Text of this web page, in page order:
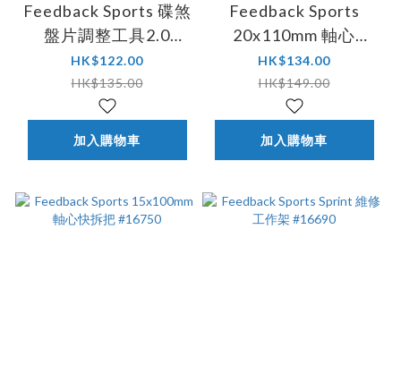
Feedback Sports 碟煞
盤片調整工具2.0
#17842
HK$122.00
HK$135.00
加入購物車
Feedback Sports
20x110mm 軸心
#16751
HK$134.00
HK$149.00
加入購物車